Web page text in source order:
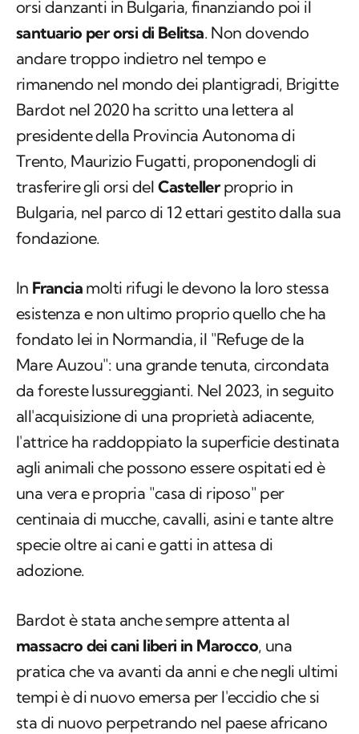
orsi danzanti in Bulgaria, finanziando poi il
santuario per orsi di Belitsa. Non dovendo
andare troppo indietro nel tempo e
rimanendo nel mondo dei plantigradi, Brigitte
Bardot nel 2020 ha scritto una lettera al
presidente della Provincia Autonoma di
Trento, Maurizio Fugatti, proponendogli di
trasferire gli orsi del Castellerproprio in
Bulgaria, nel parco di 12 ettari gestito dalla sua
fondazione.
In Francia molti rifugi le devono la loro stessa
esistenza e non ultimo proprio quello che ha
fondato lei in Normandia, il "Refuge de la
Mare Auzou": una grande tenuta, circondata
da foreste lussureggianti. Nel 2023, in seguito
all'acquisizione di una proprietà adiacente,
l'attrice ha raddoppiato la superficie destinata
agli animali che possono essere ospitati ed è
una vera e propria "casa di riposo" per
centinaia di mucche, cavalli, asini e tante altre
specie oltre ai cani e gatti in attesa di
adozione.
Bardot è stata anche sempre attenta al
massacro dei cani liberi in Marocco, una
pratica che va avanti da anni e che negli ultimi
tempi è di nuovo emersa per l'eccidio che si
sta di nuovo perpetrando nel paese africano